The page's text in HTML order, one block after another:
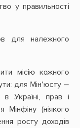
у правильності
для належного
місію кожного
для Мін’юсту –
в Україні, прав і
(ніякого
росту доходів